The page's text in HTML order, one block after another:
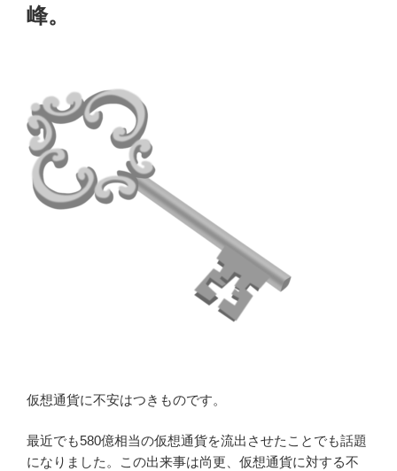
峰。
仮想通貨に不安はつきものです。
最近でも580億相当の仮想通貨を流出させたことでも話題
になりました。この出来事は尚更、仮想通貨に対する不